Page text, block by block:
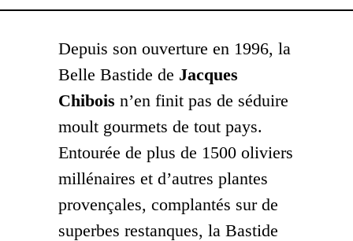
Depuis son ouverture en 1996, la
Belle Bastide de Jacques
Chibois n’en finit pas de séduire
moult gourmets de tout pays.
Entourée de plus de 1500 oliviers
millénaires et d’autres plantes
provençales, complantés sur de
superbes restanques, la Bastide